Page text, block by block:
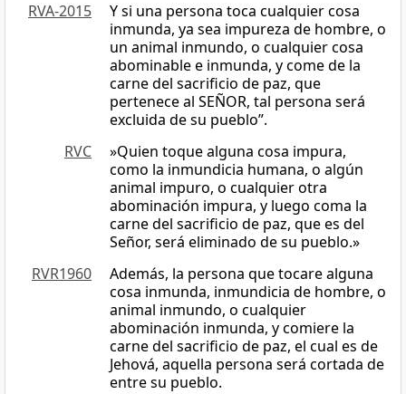
RVA-2015
Y si una persona toca cualquier cosa
inmunda, ya sea impureza de hombre, o
un animal inmundo, o cualquier cosa
abominable e inmunda, y come de la
carne del sacrificio de paz, que
pertenece al SEÑOR, tal persona será
excluida de su pueblo”.
RVC
»Quien toque alguna cosa impura,
como la inmundicia humana, o algún
animal impuro, o cualquier otra
abominación impura, y luego coma la
carne del sacrificio de paz, que es del
Señor, será eliminado de su pueblo.»
RVR1960
Además, la persona que tocare alguna
cosa inmunda, inmundicia de hombre, o
animal inmundo, o cualquier
abominación inmunda, y comiere la
carne del sacrificio de paz, el cual es de
Jehová, aquella persona será cortada de
entre su pueblo.